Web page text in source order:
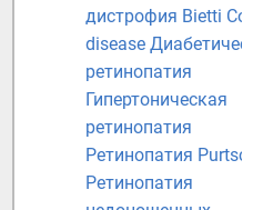
дистрофия Bietti
disease
ретинопатия
Гипертоническая
ретинопатия
Ретинопатия
Ретинопатия